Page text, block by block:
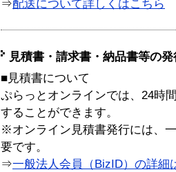
⇒配送について詳しくはこちら
見積書・請求書・納品書等の
■見積書について
ぷらっとオンラインでは、24時
することができます。
※オンライン見積書発行には、
要です。
⇒一般法人会員（BizID）の詳細